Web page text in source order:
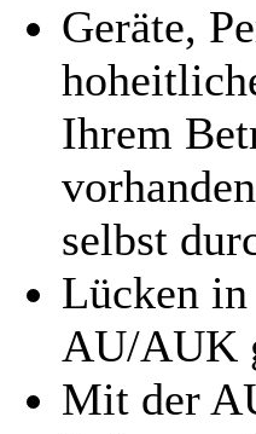
Geräte,
Ihrem
selbst
Lücken in
AU/AUK
Mit der